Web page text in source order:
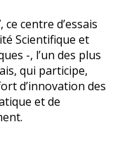
centre d’essais
Scientifique et
-, l’un des plus
qui participe,
d’innovation des
et de